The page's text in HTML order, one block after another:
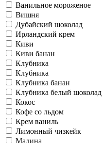
Ванильное мороженое
Вишня
Дубайский шоколад
Ирландский крем
Киви
Киви банан
Клубника
Клубника
Клубника банан
Клубника белый шоколад
Кокос
Кофе со льдом
Крем ваниль
Лимонный чизкейк
Малина